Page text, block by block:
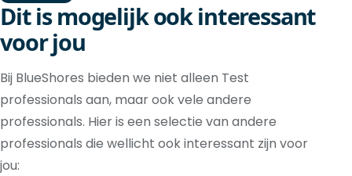
Dit is mogelijk ook interessant
voor jou
Bij BlueShores bieden we niet alleen Test
professionals aan, maar ook vele andere
professionals. Hier is een selectie van andere
professionals die wellicht ook interessant zijn voor
jou: